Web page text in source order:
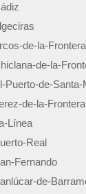
de-la-Frontera
de-la-
Puerto-de-Santa-
de-la-Frontera
Línea
Real
Fernando
de-